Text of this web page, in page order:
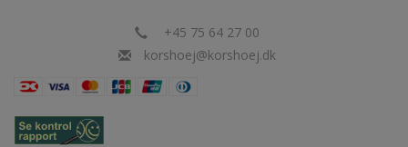
+45 75 64 27 00
korshoej@korshoej.dk